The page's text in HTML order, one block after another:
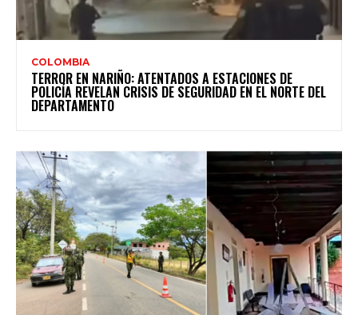
COLOMBIA
TERROR EN NARIÑO: ATENTADOS A ESTACIONES DE
POLICÍA REVELAN CRISIS DE SEGURIDAD EN EL NORTE DEL
DEPARTAMENTO